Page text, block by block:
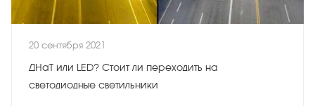
20 сентября 2021
ДНаТ или LED? Стоит ли переходить на
светодиодные светильники